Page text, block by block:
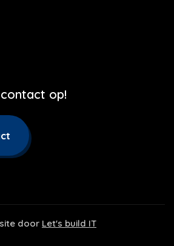
op!
door Let's build IT